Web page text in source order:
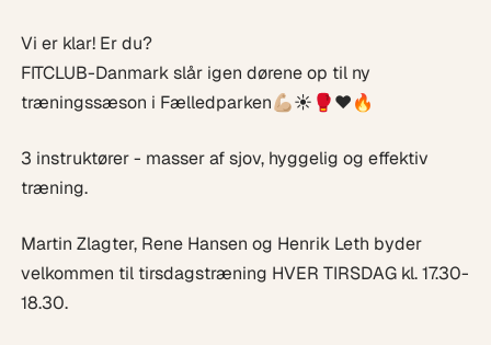
Vi er klar! Er du?
FITCLUB-Danmark slår igen dørene op til ny
træningssæson i Fælledparken💪🏼☀️🥊❤️🔥
3 instruktører - masser af sjov, hyggelig og effektiv
træning.
Martin Zlagter, Rene Hansen og Henrik Leth byder
velkommen til tirsdagstræning HVER TIRSDAG kl. 17.30-
18.30.